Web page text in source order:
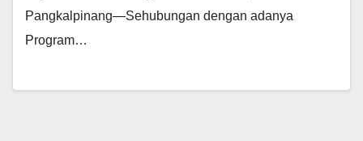
Pangkalpinang—Sehubungan dengan adanya
Program…